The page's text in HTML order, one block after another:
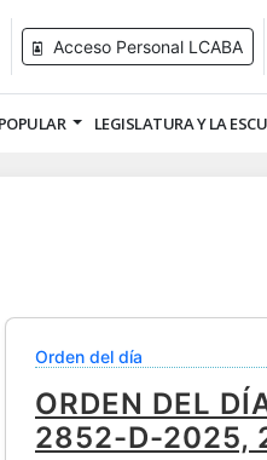
Acceso Personal LCABA
LEGISLATURA Y LA
Orden del día
ORDEN DEL
2852-D-2025,